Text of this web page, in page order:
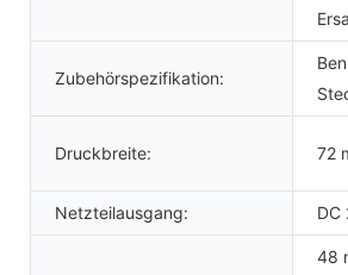
Zubehörspezifikation:
Druckbreite: 72
Netzteilausgang: DC
48